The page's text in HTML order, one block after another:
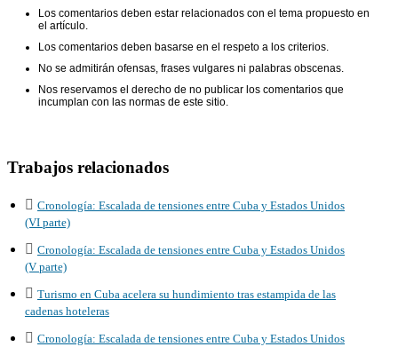
Los comentarios deben estar relacionados con el tema propuesto en
el artículo.
Los comentarios deben basarse en el respeto a los criterios.
No se admitirán ofensas, frases vulgares ni palabras obscenas.
Nos reservamos el derecho de no publicar los comentarios que
incumplan con las normas de este sitio.
Trabajos relacionados
Cronología: Escalada de tensiones entre Cuba y Estados Unidos
(VI parte)
Cronología: Escalada de tensiones entre Cuba y Estados Unidos
(V parte)
Turismo en Cuba acelera su hundimiento tras estampida de las
cadenas hoteleras
Cronología: Escalada de tensiones entre Cuba y Estados Unidos